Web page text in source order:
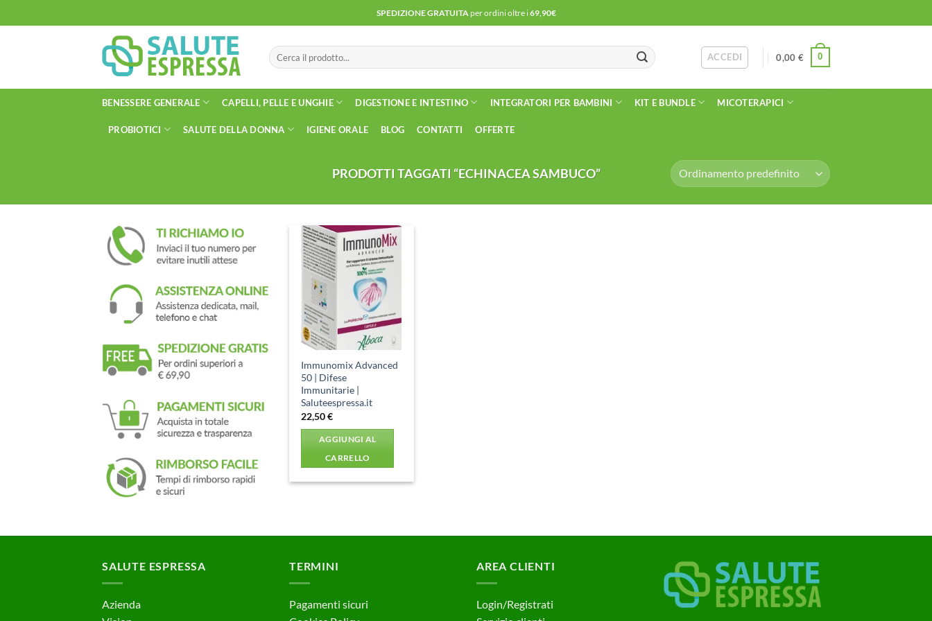
ai
SPEDIZIONE GRATUITAper ordini oltre i69,90€
Cerca: ACCEDI 0,00 € 0
BENESSERE GENERALE CAPELLI, PELLE E UNGHIE DIGESTIONE E INTESTINO INTEGRATORI PER BAMBINI KIT E BUNDLE MICOTERAPICI
PROBIOTICI SALUTE DELLA DONNA IGIENE ORALE BLOG CONTATTI OFFERTE
PRODOTTI TAGGATI “ECHINACEA SAMBUCO”
Aggiungi
alla lista
dei
desideri
Immunomix Advanced
50 | Difese
Immunitarie |
Saluteespressa.it
22,50€
AGGIUNGI AL
CARRELLO
SALUTE ESPRESSA
Azienda
TERMINI
Pagamenti sicuri
AREA CLIENTI
Login/Registrati